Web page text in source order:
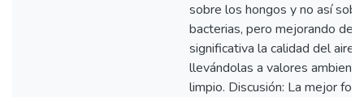
sobre los hongos y no así
bacterias, pero mejorando de
significativa la calidad del aire
llevándolas a valores
limpio. Discusión: La mejor